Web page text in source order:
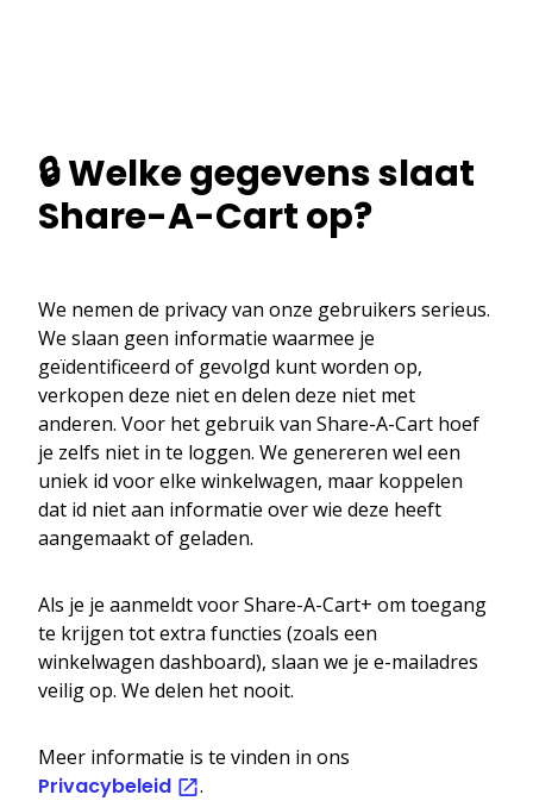
🔒 Welke gegevens slaat
Share-A-Cart op?
We nemen de privacy van onze gebruikers serieus.
We slaan geen informatie waarmee je
geïdentificeerd of gevolgd kunt worden op,
verkopen deze niet en delen deze niet met
anderen. Voor het gebruik van Share-A-Cart hoef
je zelfs niet in te loggen. We genereren wel een
uniek id voor elke winkelwagen, maar koppelen
dat id niet aan informatie over wie deze heeft
aangemaakt of geladen.
Als je je aanmeldt voor Share-A-Cart+ om toegang
te krijgen tot extra functies (zoals een
winkelwagen dashboard), slaan we je e-mailadres
veilig op. We delen het nooit.
Meer informatie is te vinden in ons
Privacybeleid .